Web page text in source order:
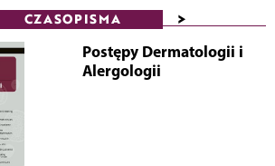
CZASOPISMA >
Postępy Dermatologii i
Alergologii